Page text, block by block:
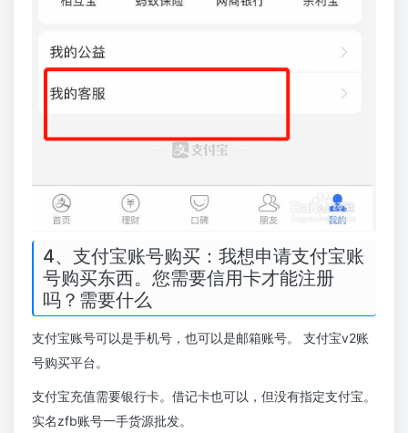
4、支付宝账号购买：我想申请支付宝账
号购买东西。您需要信用卡才能注册
吗？需要什么
支付宝账号可以是手机号，也可以是邮箱账号。 支付宝v2账
号购买平台。
支付宝充值需要银行卡。借记卡也可以，但没有指定支付宝。
实名zfb账号一手货源批发。